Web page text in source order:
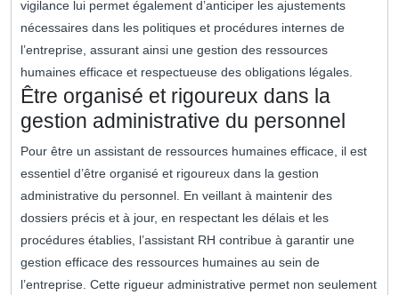
vigilance lui permet également d’anticiper les ajustements
nécessaires dans les politiques et procédures internes de
l’entreprise, assurant ainsi une gestion des ressources
humaines efficace et respectueuse des obligations légales.
Être organisé et rigoureux dans la
gestion administrative du personnel
Pour être un assistant de ressources humaines efficace, il est
essentiel d’être organisé et rigoureux dans la gestion
administrative du personnel. En veillant à maintenir des
dossiers précis et à jour, en respectant les délais et les
procédures établies, l’assistant RH contribue à garantir une
gestion efficace des ressources humaines au sein de
l’entreprise. Cette rigueur administrative permet non seulement